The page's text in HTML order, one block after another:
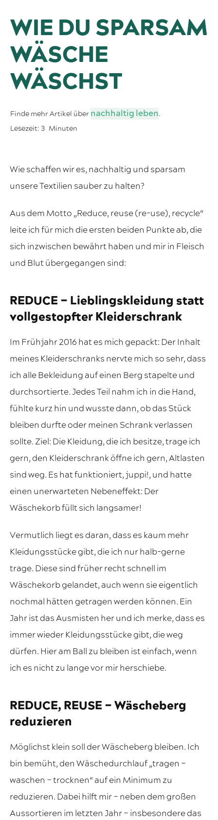
WIE DU SPARSAM
WÄSCHE
WÄSCHST
Finde mehr Artikel über nachhaltig leben.
Lesezeit: 3 Minuten
Wie schaffen wir es, nachhaltig und sparsam
unsere Textilien sauber zu halten?
Aus dem Motto „Reduce, reuse (re-use), recycle“
leite ich für mich die ersten beiden Punkte ab, die
sich inzwischen bewährt haben und mir in Fleisch
und Blut übergegangen sind:
REDUCE – Lieblingskleidung statt
vollgestopfter Kleiderschrank
Im Frühjahr 2016 hat es mich gepackt: Der Inhalt
meines Kleiderschranks nervte mich so sehr, dass
ich alle Bekleidung auf einen Berg stapelte und
durchsortierte. Jedes Teil nahm ich in die Hand,
fühlte kurz hin und wusste dann, ob das Stück
bleiben durfte oder meinen Schrank verlassen
sollte. Ziel: Die Kleidung, die ich besitze, trage ich
gern, den Kleiderschrank öffne ich gern, Altlasten
sind weg. Es hat funktioniert, juppi!, und hatte
einen unerwarteten Nebeneffekt: Der
Wäschekorb füllt sich langsamer!
Vermutlich liegt es daran, dass es kaum mehr
Kleidungsstücke gibt, die ich nur halb-gerne
trage. Diese sind früher recht schnell im
Wäschekorb gelandet, auch wenn sie eigentlich
nochmal hätten getragen werden können. Ein
Jahr ist das Ausmisten her und ich merke, dass es
immer wieder Kleidungsstücke gibt, die weg
dürfen. Hier am Ball zu bleiben ist einfach, wenn
ich es nicht zu lange vor mir herschiebe.
REDUCE, REUSE – Wäscheberg
reduzieren
Möglichst klein soll der Wäscheberg bleiben. Ich
bin bemüht, den Wäschedurchlauf „tragen –
waschen – trocknen“ auf ein Minimum zu
reduzieren. Dabei hilft mir – neben dem großen
Aussortieren im letzten Jahr – insbesondere das